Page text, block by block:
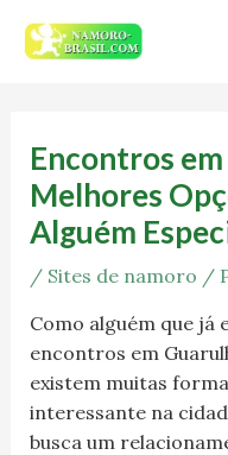
para
Encontros
Melhores
Alguém
/ Sites de namoro /
Como alguém que já
encontros em
existem muitas
interessante na
busca um